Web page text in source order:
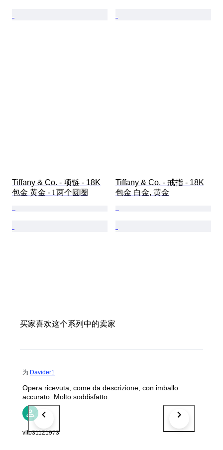
Tiffany & Co. - 项链 - 18K
包金 黄金 - t 两个圆圈
Tiffany & Co. - 戒指 - 18K
包金 白金, 黄金
买家喜欢这个系列中的卖家
为 Davider1
Opera ricevuta, come da descrizione, con imballo
accurato. Molto soddisfatto.
vito31121973